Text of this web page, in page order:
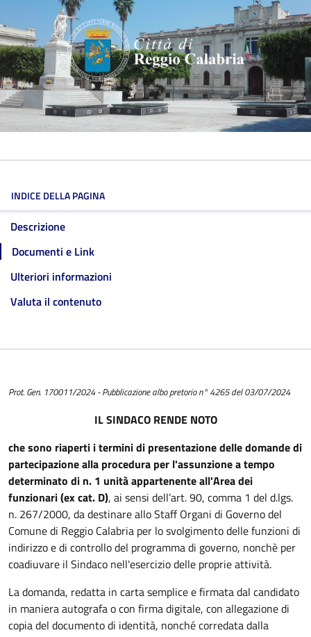
INDICE DELLA PAGINA
Descrizione
Documenti e Link
Ulteriori informazioni
Valuta il contenuto
Prot. Gen. 170011/2024 - Pubblicazione albo pretorio n° 4265 del 03/07/2024
IL SINDACO RENDE NOTO
che sono riaperti i termini di presentazione delle domande di
partecipazione alla procedura per l'assunzione a tempo
determinato di n. 1 unità appartenente all'Area dei
funzionari (ex cat. D), ai sensi dell’art. 90, comma 1 del d.lgs.
n. 267/2000, da destinare allo Staff Organi di Governo del
Comune di Reggio Calabria per lo svolgimento delle funzioni di
indirizzo e di controllo del programma di governo, nonchè per
coadiuvare il Sindaco nell'esercizio delle proprie attività.
La domanda, redatta in carta semplice e firmata dal candidato
in maniera autografa o con firma digitale, con allegazione di
copia del documento di identità, nonché corredata dalla